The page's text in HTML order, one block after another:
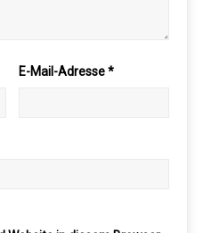
E-Mail-Adresse*